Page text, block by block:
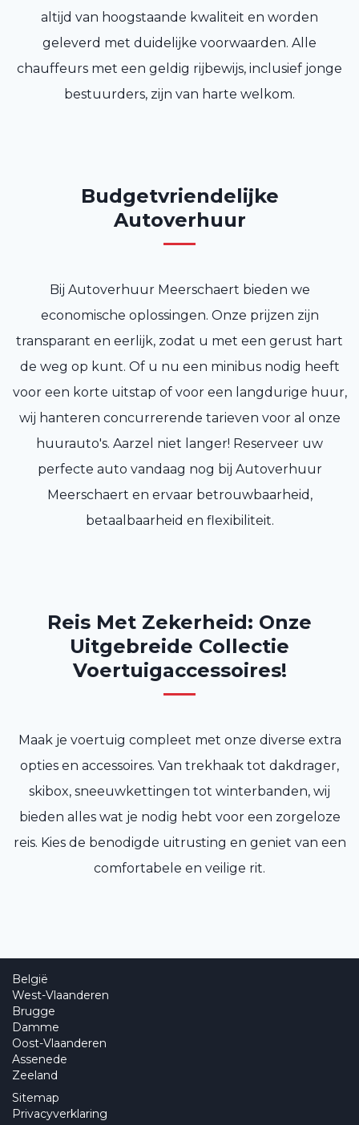
altijd van hoogstaande kwaliteit en worden
geleverd met duidelijke voorwaarden. Alle
chauffeurs met een geldig rijbewijs, inclusief jonge
bestuurders, zijn van harte welkom.
Budgetvriendelijke
Autoverhuur
Bij Autoverhuur Meerschaert bieden we
economische oplossingen. Onze prijzen zijn
transparant en eerlijk, zodat u met een gerust hart
de weg op kunt. Of u nu een minibus nodig heeft
voor een korte uitstap of voor een langdurige huur,
wij hanteren concurrerende tarieven voor al onze
huurauto's. Aarzel niet langer! Reserveer uw
perfecte auto vandaag nog bij Autoverhuur
Meerschaert en ervaar betrouwbaarheid,
betaalbaarheid en flexibiliteit.
Reis Met Zekerheid: Onze
Uitgebreide Collectie
Voertuigaccessoires!
Maak je voertuig compleet met onze diverse extra
opties en accessoires. Van trekhaak tot dakdrager,
skibox, sneeuwkettingen tot winterbanden, wij
bieden alles wat je nodig hebt voor een zorgeloze
reis. Kies de benodigde uitrusting en geniet van een
comfortabele en veilige rit.
België
West-Vlaanderen
Brugge
Damme
Oost-Vlaanderen
Assenede
Zeeland
Sitemap
Privacyverklaring